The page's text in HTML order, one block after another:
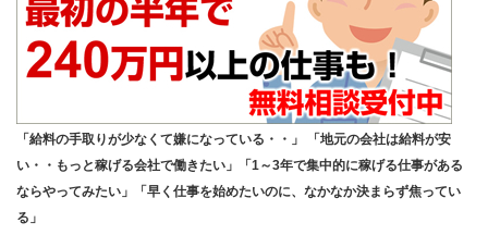
「給料の手取りが少なくて嫌になっている・・」 「地元の会社は給料が安
い・・もっと稼げる会社で働きたい」「1～3年で集中的に稼げる仕事がある
ならやってみたい」「早く仕事を始めたいのに、なかなか決まらず焦ってい
る」